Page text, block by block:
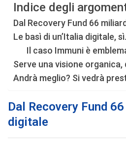
Indice degli
Dal Recovery Fund 66
Le basì di un’Italia digitale,
Il caso Immuni è
Serve una visione
Andrà meglio? Si vedrà
Dal Recovery Fund
digitale